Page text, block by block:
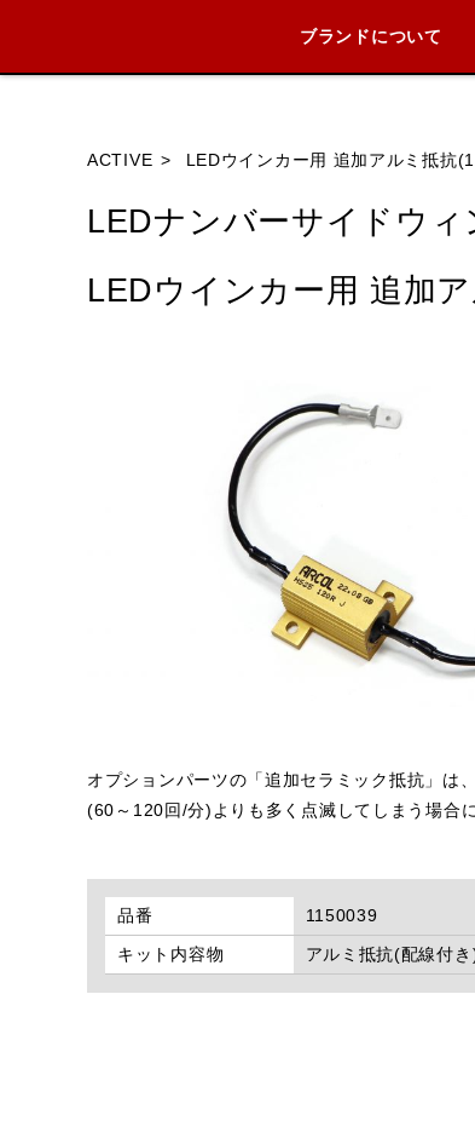
ブランドについて
ACTIVE LEDウインカー用 追加アルミ抵抗
LEDナンバーサイドウ
LEDウインカー用 追加
オプションパーツの「追加セラミック抵抗」は
(60～120回/分)よりも多く点滅してしまう場合
品番 1150039
キット内容物
アルミ抵抗(配線付き